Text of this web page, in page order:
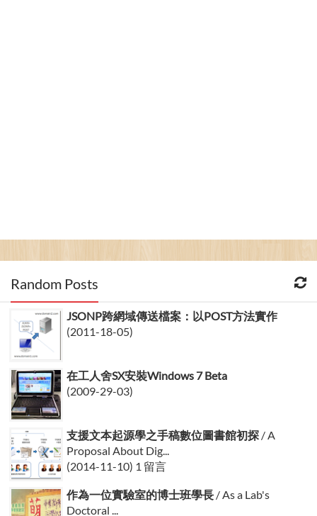
Random Posts
JSONP跨網域傳送檔案：以POST方法實作
(2011-18-05)
在工人舍SX安裝Windows 7 Beta
(2009-29-03)
支援文本起源學之手稿數位圖書館初探 / A
Proposal About Dig...
(2014-11-10) 1 留言
作為一位實驗室的博士班學長 / As a Lab's
Doctoral ...